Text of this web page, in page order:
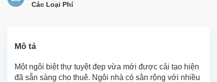
Các Loại Phí
Mô tả
Một ngôi biệt thự tuyệt đẹp vừa mới được cải tạo hiện
đã sẵn sàng cho thuê. Ngôi nhà có sân rộng với nhiều